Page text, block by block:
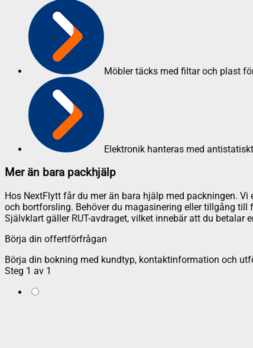
Möbler täcks med filtar och plast
Elektronik hanteras med
Mer än bara packhjälp
Hos NextFlytt får du mer än bara hjälp med packningen.
och bortforsling. Behöver du magasinering eller tillgång
Självklart gäller RUT-avdraget, vilket innebär att du betalar
Börja din offertförfrågan
Börja din bokning med kundtyp, kontaktinformation och
Steg 1 av 1